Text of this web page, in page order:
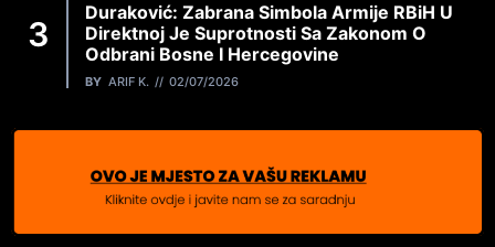
Duraković: Zabrana Simbola Armije RBiH U
Direktnoj Je Suprotnosti Sa Zakonom O
Odbrani Bosne I Hercegovine
BY ARIF K. 02/07/2026